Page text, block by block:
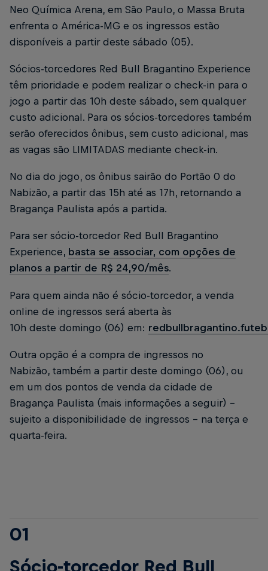
Neo Química Arena, em São Paulo, o Massa Bruta
enfrenta o América-MG e os ingressos estão
disponíveis a partir deste sábado (05).
Sócios-torcedores Red Bull Bragantino Experience
têm prioridade e podem realizar o check-in para o
jogo a partir das 10h deste sábado, sem qualquer
custo adicional. Para os sócios-torcedores também
serão oferecidos ônibus, sem custo adicional, mas
as vagas são LIMITADAS mediante check-in.
No dia do jogo, os ônibus sairão do Portão 0 do
Nabizão, a partir das 15h até as 17h, retornando a
Bragança Paulista após a partida.
Para ser sócio-torcedor Red Bull Bragantino
Experience, basta se associar, com opções de
planos a partir de R$ 24,90/mês.
Para quem ainda não é sócio-torcedor, a venda
online de ingressos será aberta às
10h deste domingo (06) em:
Outra opção é a compra de ingressos no
Nabizão, também a partir deste domingo (06), ou
em um dos pontos de venda da cidade de
Bragança Paulista (mais informações a seguir) –
sujeito a disponibilidade de ingressos – na terça e
quarta-feira.
01
Sócio-torcedor Red Bull